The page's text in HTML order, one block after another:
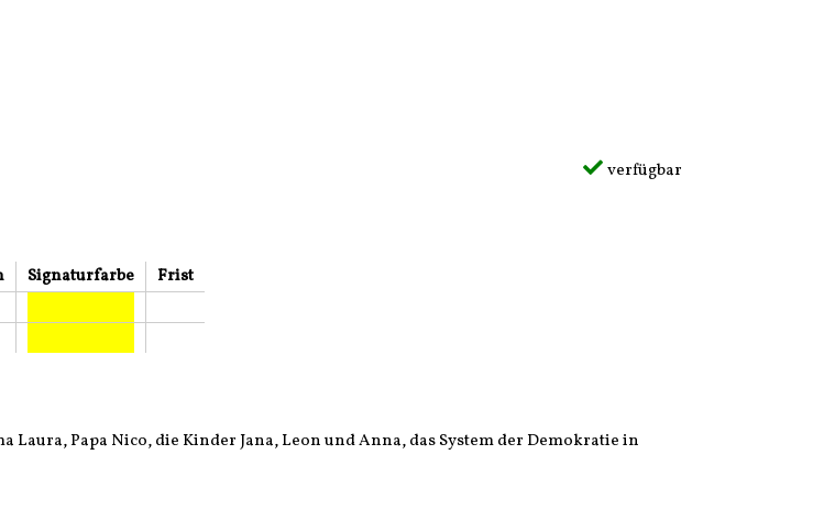
verfügbar
Signaturfarbe
Frist
Papa Nico, die Kinder Jana, Leon und Anna, das System der Demokratie in